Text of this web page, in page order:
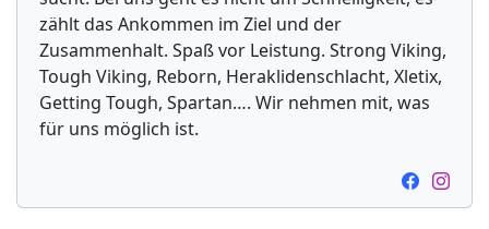
zählt das Ankommen im Ziel und der
Zusammenhalt. Spaß vor Leistung. Strong Viking,
Tough Viking, Reborn, Heraklidenschlacht, Xletix,
Getting Tough, Spartan…. Wir nehmen mit, was
für uns möglich ist.